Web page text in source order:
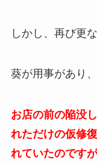
しかし、再び更
葵が用事があり
お店の前の陥没
れただけの仮修
れていたのです